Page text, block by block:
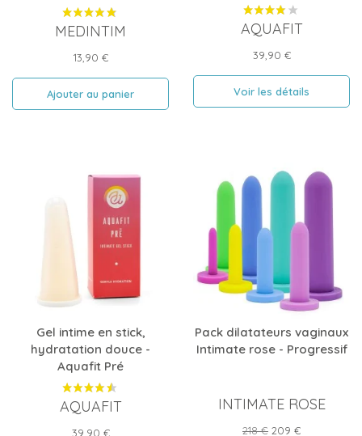
MEDINTIM
Prix
13,90 €
Ajouter au panier
AQUAFIT
Prix
39,90 €
Voir les détails
Gel intime en stick,
hydratation douce -
Aquafit Pré
AQUAFIT
Prix
39,90 €
Pack dilatateurs vaginaux
Intimate rose - Progressif
INTIMATE ROSE
Prix
218 € Prix
209 €